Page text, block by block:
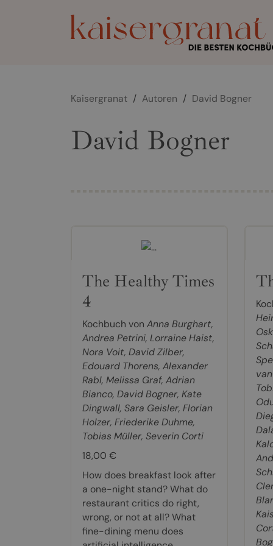
Kaisergranat / Autoren / David Bogner
David Bogner
The Healthy Times
4
Kochbuch von Anna Burghart,
Andrea Petrini, Lorraine Haist,
Nora Voit, David Zilber,
Edouard Thorens, Alexander
Rabl, Melissa Graf, Adrian
Bianco, David Bogner, Kate
Dingwall, Sara Geisler, Florian
Holzer, Friederike Duhme,
Tobias Müller, Severin Corti
18,00 €
How does breakfast look after
a one-night stand? What do
restaurant critics do right,
wrong, or not at all? What
fine-dining menu does